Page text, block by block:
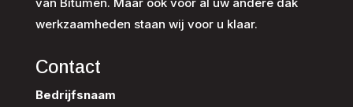
werkzaamheden staan wij voor u klaar.
Contact
Bedrijfsnaam